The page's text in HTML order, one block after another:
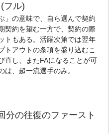
フル)
」の意味で、自ら選んで契約
契約を望む一方で、契約の際
トもある。活躍次第では翌年
トアウトの条項を盛り込むこ
直し、またFAになることが可
、超一流選手のみ。
の往復のファースト